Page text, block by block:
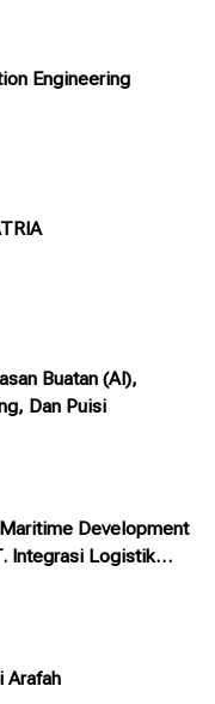
Engineering
Buatan (AI),
Dan Puisi
Development
Integrasi Logistik
Pelindo Solusi
Arafah